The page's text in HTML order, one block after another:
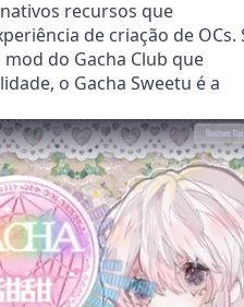
recursos que
de criação de OCs.
do Gacha Club que
o Gacha Sweetu é a